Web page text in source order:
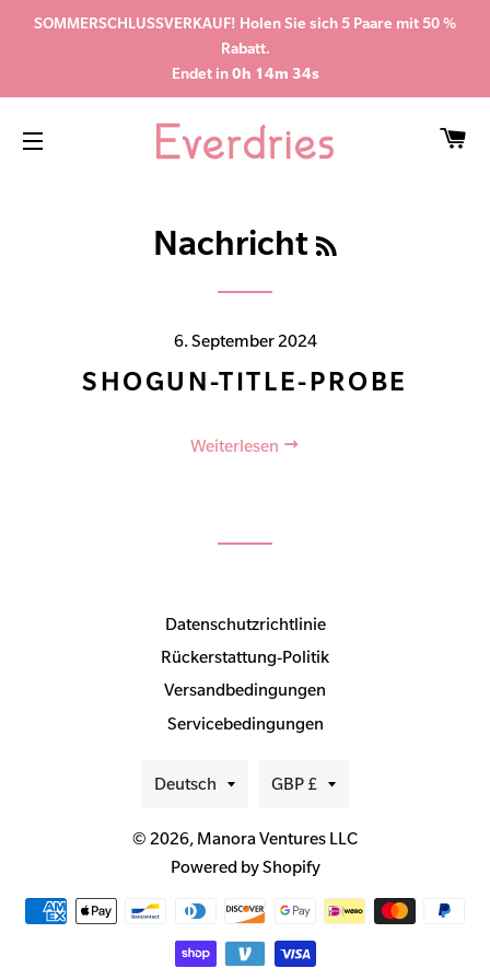
SOMMERSCHLUSSVERKAUF! Holen Sie sich 5 Paare mit 50 %
Rabatt.
Endet in0h 14m 34s
Nachricht
6. September 2024
SHOGUN-TITLE-PROBE
Weiterlesen
Datenschutzrichtlinie
Rückerstattung-Politik
Versandbedingungen
Servicebedingungen
Sprache
Deutsch Währung
GBP £
© 2026, Manora Ventures LLC
Powered by Shopify
Zahlungsmethoden